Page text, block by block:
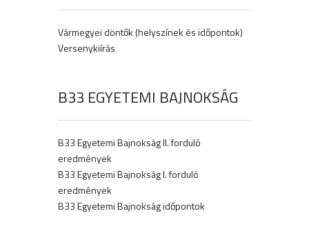
Vármegyei döntők (helyszínek és időpontok)
Versenykiírás
B33 EGYETEMI BAJNOKSÁG
B33 Egyetemi Bajnokság II. forduló
eredmények
B33 Egyetemi Bajnokság I. forduló
eredmények
B33 Egyetemi Bajnokság időpontok